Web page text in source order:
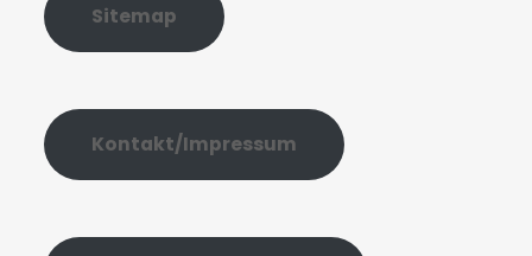
Sitemap
Kontakt/Impressum